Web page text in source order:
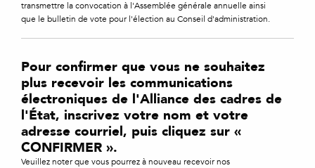
transmettre la convocation à l'Assemblée générale annuelle ainsi
que le bulletin de vote pour l'élection au Conseil d'administration.
Pour confirmer que vous ne souhaitez
plus recevoir les communications
électroniques de l'Alliance des cadres de
l'État, inscrivez votre nom et votre
adresse courriel, puis cliquez sur «
CONFIRMER ».
Veuillez noter que vous pourrez à nouveau recevoir nos